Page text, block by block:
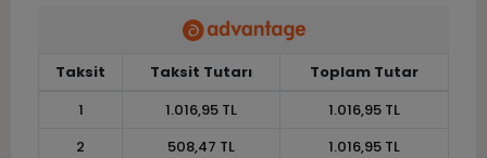
Taksit Taksit Tutarı
Toplam Tutar
1
1.016,95 TL
1.016,95 TL
2
508,47 TL
1.016,95 TL